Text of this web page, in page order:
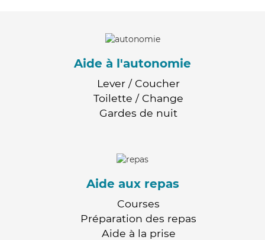
Aide à l'autonomie
Lever / Coucher
Toilette / Change
Gardes de nuit
Aide aux repas
Courses
Préparation des repas
Aide à la prise